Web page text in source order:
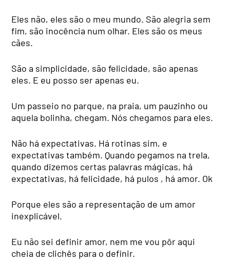
Eles não, eles são o meu mundo. São alegria sem
fim, são inocência num olhar. Eles são os meus
cães.
São a simplicidade, são felicidade, são apenas
eles. E eu posso ser apenas eu.
Um passeio no parque, na praia, um pauzinho ou
aquela bolinha, chegam. Nós chegamos para eles.
Não há expectativas. Há rotinas sim, e
expectativas também. Quando pegamos na trela,
quando dizemos certas palavras mágicas, há
expectativas, há felicidade, há pulos , há amor. Ok
Porque eles são a representação de um amor
inexplicável.
Eu não sei definir amor, nem me vou pôr aqui
cheia de clichês para o definir.